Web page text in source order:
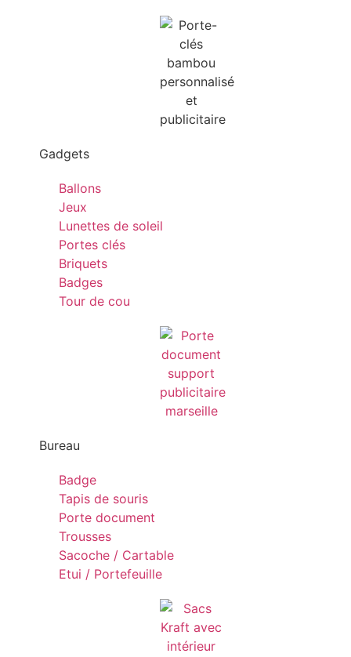
Gadgets
Ballons
Jeux
Lunettes de soleil
Portes clés
Briquets
Badges
Tour de cou
Bureau
Badge
Tapis de souris
Porte document
Trousses
Sacoche / Cartable
Etui / Portefeuille